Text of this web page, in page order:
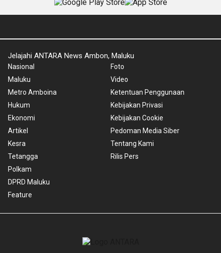
Jelajahi ANTARA News Ambon, Maluku
Nasional
Maluku
Metro Amboina
Hukum
Ekonomi
Artikel
Kesra
Tetangga
Polkam
DPRD Maluku
Feature
Foto
Video
Ketentuan Penggunaan
Kebijakan Privasi
Kebijakan Cookie
Pedoman Media Siber
Tentang Kami
Rilis Pers